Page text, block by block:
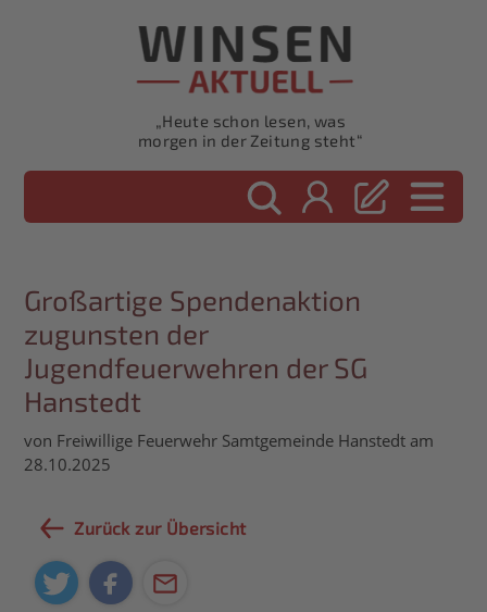
„Heute schon lesen, was
morgen in der Zeitung steht“
Großartige Spendenaktion
zugunsten der
Jugendfeuerwehren der SG
Hanstedt
von Freiwillige Feuerwehr Samtgemeinde Hanstedt am
28.10.2025
Zurück zur Übersicht